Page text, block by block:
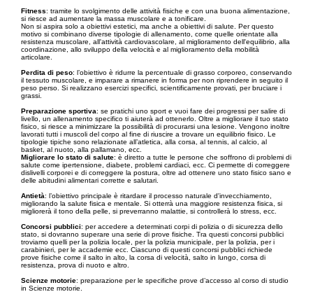
Fitness: tramite lo svolgimento delle attività fisiche e con una buona alimentazione,
si riesce ad aumentare la massa muscolare e a tonificare.
Non si aspira solo a obiettivi estetici, ma anche a obiettivi di salute. Per questo
motivo si combinano diverse tipologie di allenamento, come quelle orientate alla
resistenza muscolare, all'attività cardiovascolare, al miglioramento dell'equilibrio, alla
coordinazione, allo sviluppo della velocità e al miglioramento della mobilità
articolare.
Perdita di peso: l’obiettivo è ridurre la percentuale di grasso corporeo, conservando
il tessuto muscolare, e imparare a rimanere in forma per non riprendere in seguito il
peso perso. Si realizzano esercizi specifici, scientificamente provati, per bruciare i
grassi.
Preparazione sportiva: se pratichi uno sport e vuoi fare dei progressi per salire di
livello, un allenamento specifico ti aiuterà ad ottenerlo. Oltre a migliorare il tuo stato
fisico, si riesce a minimizzare la possibilità di procurarsi una lesione. Vengono inoltre
lavorati tutti i muscoli del corpo al fine di riuscire a trovare un equilibrio fisico. Le
tipologie tipiche sono relazionate all’atletica, alla corsa, al tennis, al calcio, al
basket, al nuoto, alla pallamano, ecc.
Migliorare lo stato di salute: è diretto a tutte le persone che soffrono di problemi di
salute come ipertensione, diabete, problemi cardiaci, ecc. Ci permette di correggere
dislivelli corporei e di correggere la postura, oltre ad ottenere uno stato fisico sano e
delle abitudini alimentari corrette e salutari.
Antietà: l’obiettivo principale è ritardare il processo naturale d'invecchiamento,
migliorando la salute fisica e mentale. Si otterrà una maggiore resistenza fisica, si
migliorerà il tono della pelle, si preverranno malattie, si controllerà lo stress, ecc.
Concorsi pubblici: per accedere a determinati corpi di polizia o di sicurezza dello
stato, si dovranno superare una serie di prove fisiche. Tra questi concorsi pubblici
troviamo quelli per la polizia locale, per la polizia municipale, per la polizia, per i
carabinieri, per le accademie ecc. Ciascuno di questi concorsi pubblici richiede
prove fisiche come il salto in alto, la corsa di velocità, salto in lungo, corsa di
resistenza, prova di nuoto e altro.
Scienze motorie: preparazione per le specifiche prove d’accesso al corso di studio
in Scienze motorie.